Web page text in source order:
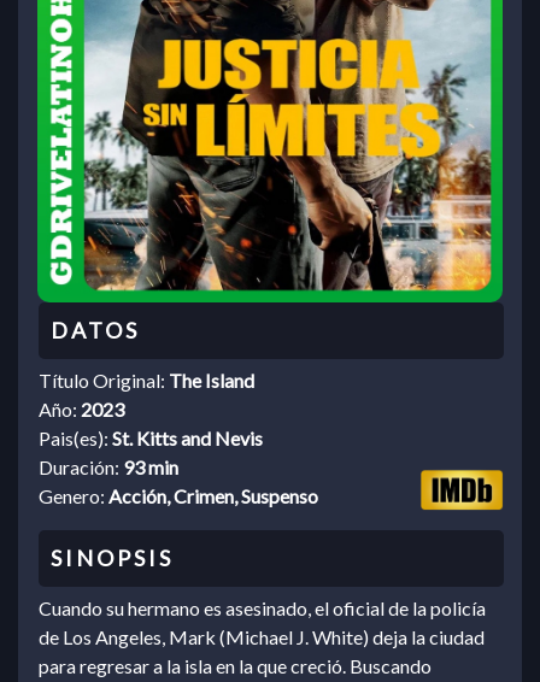
Título Original: The Island
Año: 2023
Pais(es): St. Kitts and Nevis
Duración: 93 min
Genero: Acción, Crimen, Suspenso
Cuando su hermano es asesinado, el oficial de la policía
de Los Angeles, Mark (Michael J. White) deja la ciudad
para regresar a la isla en la que creció. Buscando